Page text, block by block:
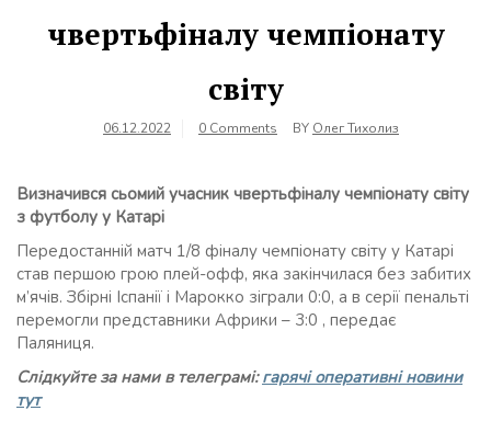
чвертьфіналу чемпіонату
світу
06.12.2022 0 Comments BY Олег Тихолиз
Визначився сьомий учасник чвертьфіналу чемпіонату світу
з футболу у Катарі
Передостанній матч 1/8 фіналу чемпіонату світу у Катарі
став першою грою плей-офф, яка закінчилася без забитих
м’ячів. Збірні Іспанії і Марокко зіграли 0:0, а в серії пенальті
перемогли представники Африки – 3:0 , передає
Паляниця.
Слідкуйте за нами в телеграмі:гарячі оперативні новини
тут